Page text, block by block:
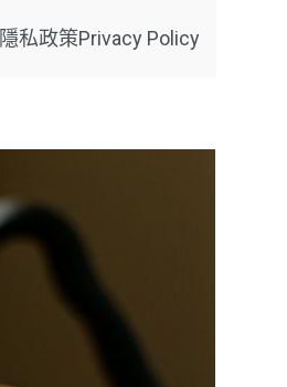
隱私政策Privacy Policy